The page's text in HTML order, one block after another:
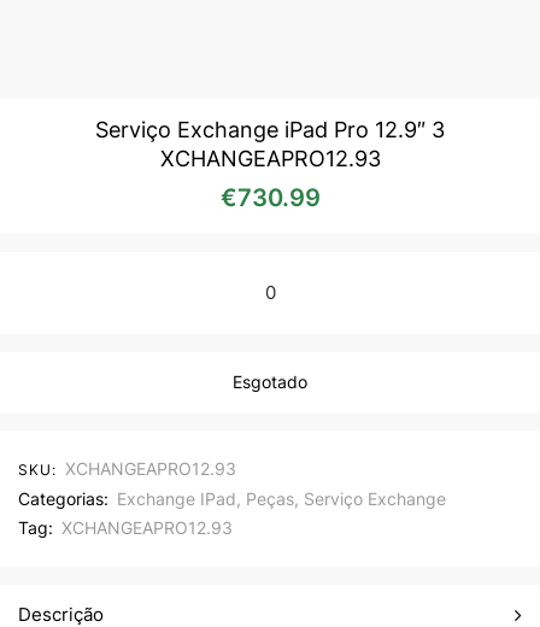
Serviço Exchange iPad Pro 12.9″ 3
XCHANGEAPRO12.93
€730.99
0
Esgotado
SKU: XCHANGEAPRO12.93
Categorias: Exchange IPad, Peças, Serviço Exchange
Tag: XCHANGEAPRO12.93
Descrição